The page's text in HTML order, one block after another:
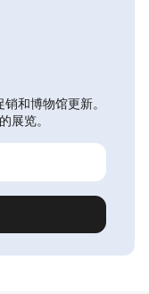
和博物馆更新。
展览。